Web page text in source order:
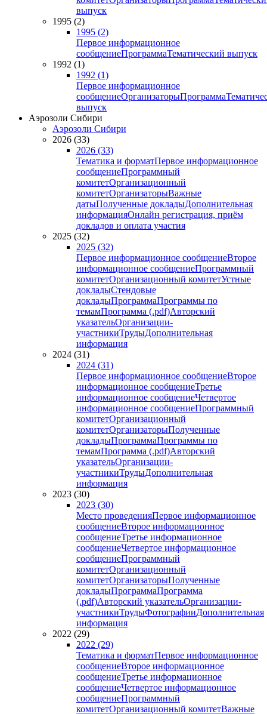
выпуск
1995 (2)
1995 (2)
Первое информационное
сообщениеПрограммаТематический выпуск
1992 (1)
1992 (1)
Первое информационное
сообщениеОрганизаторыПрограмма
выпуск
Аэрозоли Сибири
Аэрозоли Сибири
2026 (33)
2026 (33)
Тематика и форматПервое информационное
сообщениеПрограммный
комитетОрганизационный
комитетОрганизаторыВажные
датыПолученные докладыДополнительная
информацияОнлайн регистрация, приём
докладов и оплата участия
2025 (32)
2025 (32)
Первое информационное сообщениеВторое
информационное сообщениеПрограммный
комитетОрганизационный комитетУстные
докладыСтендовые
докладыПрограммаПрограммы по
темамПрограмма (.pdf)Авторский
указательОрганизации-
участникиТрудыДополнительная
информация
2024 (31)
2024 (31)
Первое информационное сообщениеВторое
информационное сообщениеТретье
информационное сообщениеЧетвертое
информационное сообщениеПрограммный
комитетОрганизационный
комитетОрганизаторыПолученные
докладыПрограммаПрограммы по
темамПрограмма (.pdf)Авторский
указательОрганизации-
участникиТрудыДополнительная
информация
2023 (30)
2023 (30)
Место проведенияПервое информационное
сообщениеВторое информационное
сообщениеТретье информационное
сообщениеЧетвертое информационное
сообщениеПрограммный
комитетОрганизационный
комитетОрганизаторыПолученные
докладыПрограммаПрограмма
(.pdf)Авторский указательОрганизации-
участникиТрудыФотографииДополнительная
информация
2022 (29)
2022 (29)
Тематика и форматПервое информационное
сообщениеВторое информационное
сообщениеТретье информационное
сообщениеЧетвертое информационное
сообщениеПрограммный
комитетОрганизационный комитетВажные